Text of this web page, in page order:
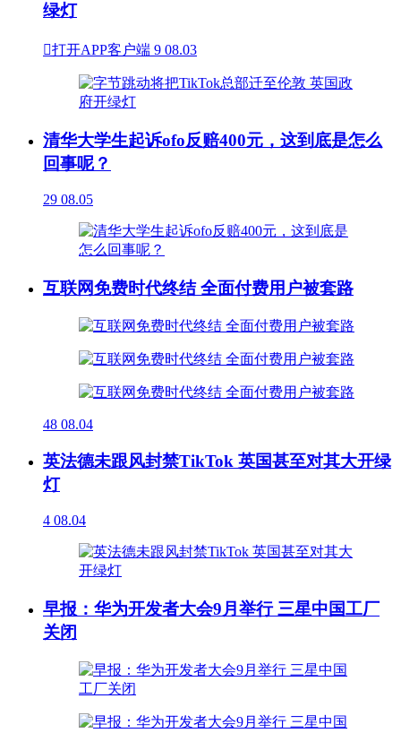
绿灯
打开APP客户端 9 08.03
清华大学生起诉ofo反赔400元，这到底是怎么
回事呢？
29 08.05
互联网免费时代终结 全面付费用户被套路
48 08.04
英法德未跟风封禁TikTok 英国甚至对其大开绿
灯
4 08.04
早报：华为开发者大会9月举行 三星中国工厂
关闭